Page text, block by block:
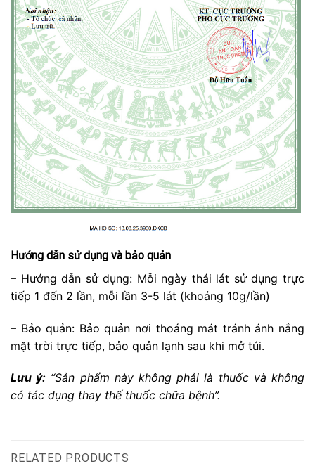
Hướng dẫn sử dụng và bảo quản
– Hướng dẫn sử dụng: Mỗi ngày thái lát sử dụng trực
tiếp 1 đến 2 lần, mỗi lần 3-5 lát (khoảng 10g/lần)
– Bảo quản: Bảo quản nơi thoáng mát tránh ánh nắng
mặt trời trực tiếp, bảo quản lạnh sau khi mở túi.
Lưu ý: “Sản phẩm này không phải là thuốc và không
có tác dụng thay thế thuốc chữa bệnh”.
RELATED PRODUCTS